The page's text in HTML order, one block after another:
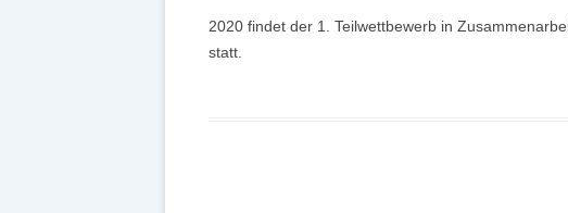
2020 findet der 1. Teilwettbewerb in
statt.